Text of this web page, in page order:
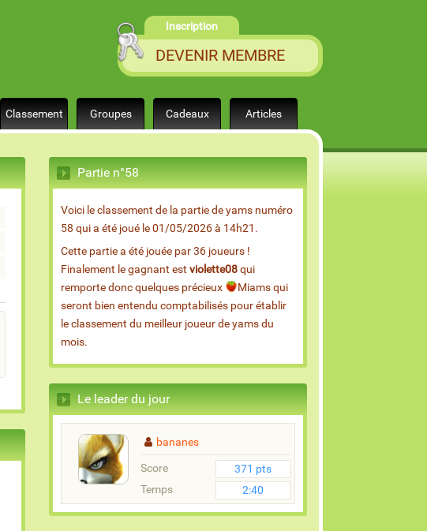
Inscription
DEVENIR MEMBRE
Classement Groupes Cadeaux Articles
Partie n°58
Voici le classement de la partie de yams numéro
58 qui a été joué le 01/05/2026 à 14h21.
Cette partie a été jouée par 36 joueurs !
Finalement le gagnant estviolette08qui
remporte donc quelques précieux
Miams qui
seront bien entendu comptabilisés pour établir
le classement du meilleur joueur de yams du
mois.
Le leader du jour
bananes
Score
371 pts
Temps
2:40